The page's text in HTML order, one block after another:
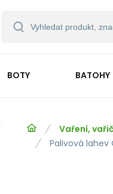
BOTY BATOHY
Vaření,
Palivová lahev